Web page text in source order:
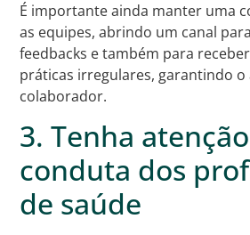
É importante ainda manter uma
as equipes, abrindo um canal
feedbacks e também para
práticas irregulares, garantindo
colaborador.
3. Tenha
conduta dos
de saúde